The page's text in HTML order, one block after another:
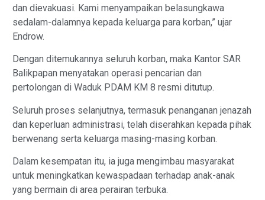
dan dievakuasi. Kami menyampaikan belasungkawa
sedalam-dalamnya kepada keluarga para korban,” ujar
Endrow.
Dengan ditemukannya seluruh korban, maka Kantor SAR
Balikpapan menyatakan operasi pencarian dan
pertolongan di Waduk PDAM KM 8 resmi ditutup.
Seluruh proses selanjutnya, termasuk penanganan jenazah
dan keperluan administrasi, telah diserahkan kepada pihak
berwenang serta keluarga masing-masing korban.
Dalam kesempatan itu, ia juga mengimbau masyarakat
untuk meningkatkan kewaspadaan terhadap anak-anak
yang bermain di area perairan terbuka.